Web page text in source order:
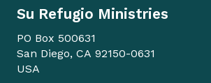
Su Refugio Ministries
PO Box 500631
San Diego, CA 92150-0631
USA